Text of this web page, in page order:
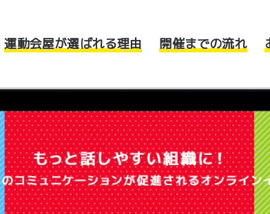
運動会屋が選ばれる理由 開催までの流れ